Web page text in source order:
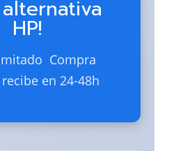
HP!
 Compra
en 24-48h